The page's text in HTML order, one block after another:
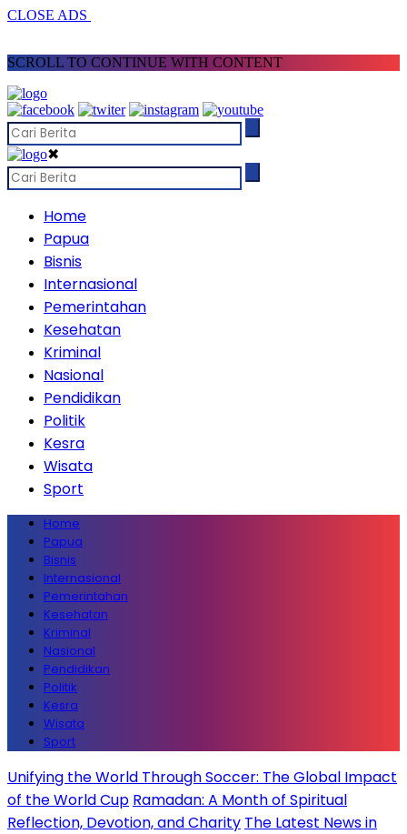
CLOSE ADS
SCROLL TO CONTINUE WITH CONTENT
✖
Home
Papua
Bisnis
Internasional
Pemerintahan
Kesehatan
Kriminal
Nasional
Pendidikan
Politik
Kesra
Wisata
Sport
Home
Papua
Bisnis
Internasional
Pemerintahan
Kesehatan
Kriminal
Nasional
Pendidikan
Politik
Kesra
Wisata
Sport
Unifying the World Through Soccer: The Global Impact
of the World Cup Ramadan: A Month of Spiritual
Reflection, Devotion, and Charity The Latest News in